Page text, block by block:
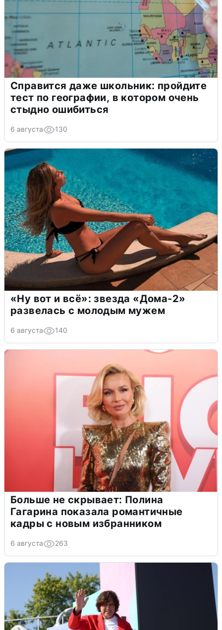
Справится даже школьник: пройдите
тест по географии, в котором очень
стыдно ошибиться
6 августа 130
«Ну вот и всё»: звезда «Дома-2»
развелась с молодым мужем
6 августа 140
Больше не скрывает: Полина
Гагарина показала романтичные
кадры с новым избранником
6 августа 263